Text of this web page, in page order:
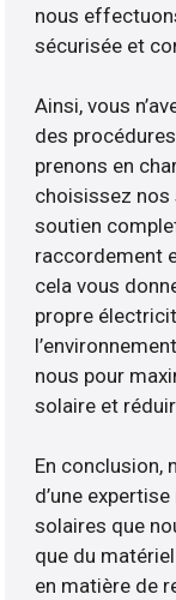
nous
sécurisée et
Ainsi, vous
des
prenons en
choisissez nos
soutien
raccordement
cela vous
propre
nous pour
solaire et
En conclusion,
d’une
solaires que
que du
en matière de